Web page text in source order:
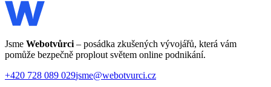
Jsme Webotvůrci – posádka zkušených vývojářů, která vám
pomůže bezpečně proplout světem online podnikání.
+420 728 089 029jsme@webotvurci.cz